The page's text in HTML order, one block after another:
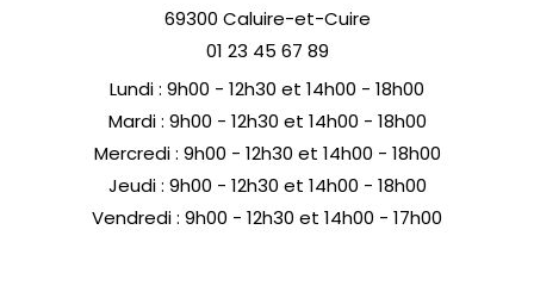
69300 Caluire-et-Cuire
01 23 45 67 89
Lundi : 9h00 - 12h30 et 14h00 - 18h00
Mardi : 9h00 - 12h30 et 14h00 - 18h00
Mercredi : 9h00 - 12h30 et 14h00 - 18h00
Jeudi : 9h00 - 12h30 et 14h00 - 18h00
Vendredi : 9h00 - 12h30 et 14h00 - 17h00